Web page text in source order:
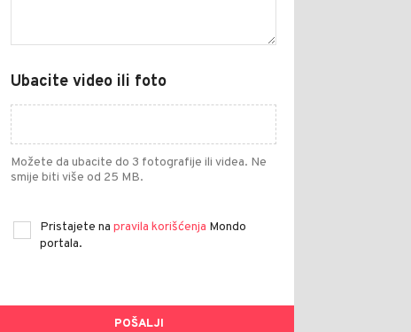
Ubacite video ili foto
Možete da ubacite do 3 fotografije ili videa. Ne
smije biti više od 25 MB.
Pristajete na pravila korišćenja Mondo
portala.
POŠALJI